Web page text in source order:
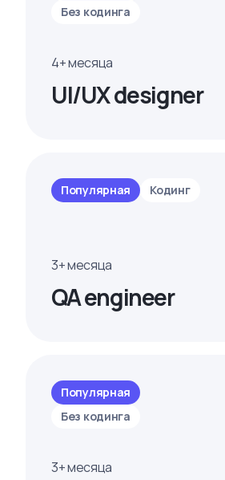
Без кодинга
4+ месяца
UI/UX designer
Популярная Кодинг
3+ месяца
QA engineer
Популярная
Без кодинга
3+ месяца